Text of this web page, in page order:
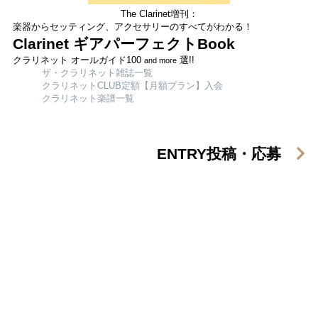
The Clarinet増刊：
楽器からセッティング、アクセサリーのすべてがわかる！
Clarinet ギアパーフェクトBook
クラリネット オールガイド100 and more選!!
ザ・クラリネット雑誌一覧
クラリネットCLUB定額【月額プラン】入会
クラリネット楽譜一覧
ENTRY投稿・応募